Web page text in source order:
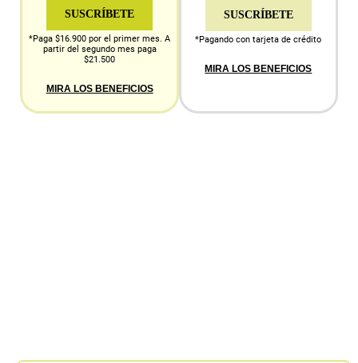
SUSCRÍBETE
*Paga $16.900 por el primer mes. A
partir del segundo mes paga
$21.500
MIRA LOS BENEFICIOS
SUSCRÍBETE
*Pagando con tarjeta de crédito
MIRA LOS BENEFICIOS